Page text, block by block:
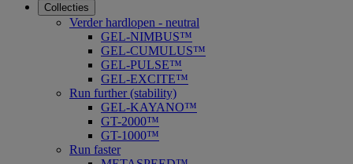
Collecties
Verder hardlopen - neutral
GEL-NIMBUS™
GEL-CUMULUS™
GEL-PULSE™
GEL-EXCITE™
Run further (stability)
GEL-KAYANO™
GT-2000™
GT-1000™
Run faster